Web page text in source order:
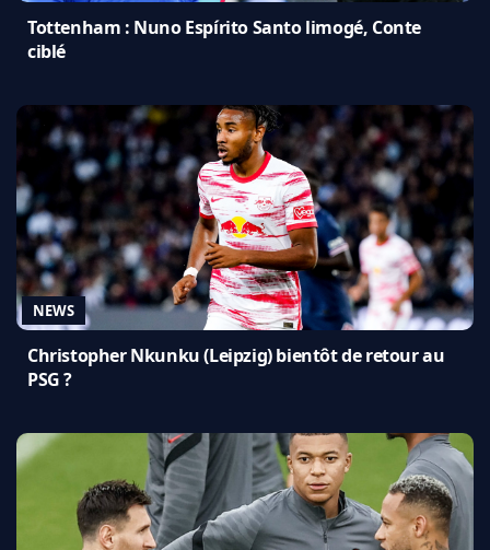
Tottenham : Nuno Espírito Santo limogé, Conte
ciblé
NEWS
Christopher Nkunku (Leipzig) bientôt de retour au
PSG ?